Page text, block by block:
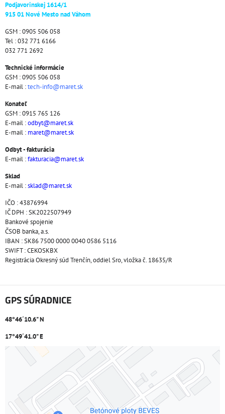
Podjavorinskej 1614/1
915 01 Nové Mesto nad Váhom
GSM : 0905 506 058
Tel : 032 771 6166
032 771 2692
Technické informácie
GSM : 0905 506 058
E-mail :tech-info@maret.sk
Konateľ
GSM : 0915 765 126
E-mail :odbyt@maret.sk
E-mail : maret@maret.sk
Odbyt - fakturácia
E-mail :fakturacia@maret.sk
Sklad
E-mail :sklad@maret.sk
IČO : 43876994
IČ DPH : SK2022507949
Bankové spojenie
ČSOB banka, a.s.
IBAN : SK86 7500 0000 0040 0586 5116
SWIFT : CEKOSKBX
Registrácia Okresný súd Trenčín, oddiel Sro, vložka č. 18635/R
GPS SÚRADNICE
48°46´10.6" N
17°49´41.0" E
Externý obsah je blokovaný Voľbami súkromia
Prajete si načítať externý obsah?